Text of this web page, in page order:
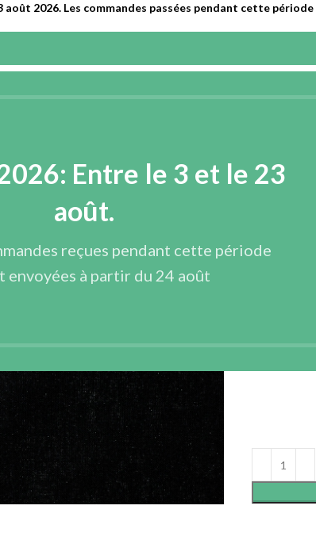
Entre le 3 et le 23
août.
reçues pendant cette période
envoyées à partir du 24 août
TISSÉ THERMOCOLLANT – ÉPAIS – NOIR 170 GR./M2 –
–
août 2026. Les commandes passées pendant cette